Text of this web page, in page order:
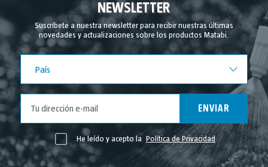
Agosto 2024
Julio 2024
Junio 2024
Mayo 2024
Abril 2024
Marzo 2024
Febrero 2024
Noviembre 2023
NEWSLETTER
Suscríbete a nuestra newsletter para recibir nuestras últimas
novedades y actualizaciones sobre los productos Matabi.
País
ENVIAR
He leído y acepto la Política de Privacidad